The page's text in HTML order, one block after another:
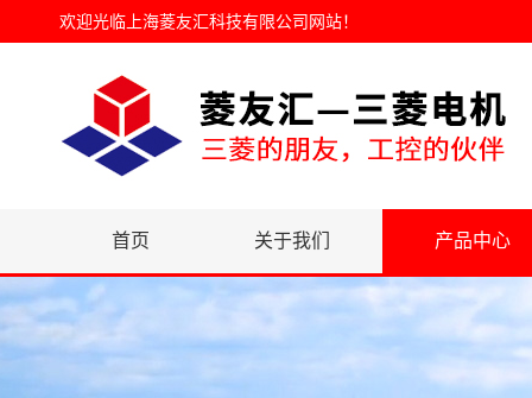
欢迎光临 上海菱友汇科技有限公司网站！
首页 关于我们 产品中心